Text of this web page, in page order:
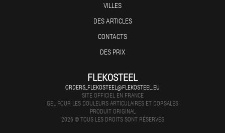
VILLES
DES ARTICLES
CONTACTS
DES PRIX
FLEKOSTEEL
ORDERS_FLEKOSTEEL@FLEKOSTEEL.EU
SITE OFFICIEL EN FRANCE
GEL POUR LES DOULEURS ARTICULAIRES ET DORSALES
PRODUIT ORIGINAL
2026 © TOUS LES DROITS SONT RÉSERVÉS